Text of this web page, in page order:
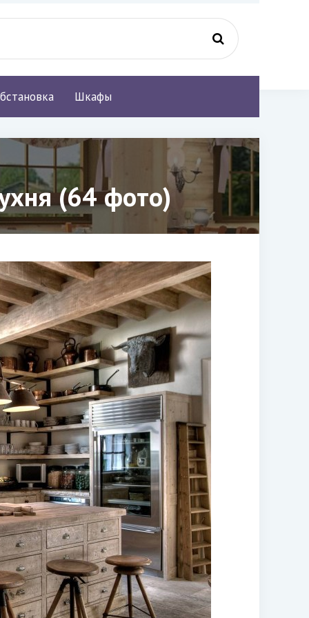
Шкафы
(64 фото)